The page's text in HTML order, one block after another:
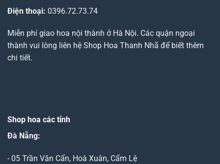
Điện thoại: 0396.72.73.74
Miễn phí giao hoa nội thành ở Hà Nội. Các quận ngoại
thành vui lòng liên hệ Shop Hoa Thanh Nhã để biết thêm
chi tiết.
Shop hoa các tỉnh
Đà Nẵng:
- 05 Trần Văn Cẩn, Hoà Xuân, Cẩm Lệ